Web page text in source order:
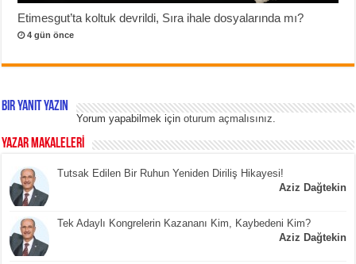
Etimesgut’ta koltuk devrildi, Sıra ihale dosyalarında mı?
4 gün önce
Bir yanıt yazın
Yorum yapabilmek içinoturum açmalısınız
YAZAR MAKALELERİ
Tutsak Edilen Bir Ruhun Yeniden Diriliş Hikayesi!
Aziz Dağtekin
Tek Adaylı Kongrelerin Kazananı Kim, Kaybedeni Kim?
Aziz Dağtekin